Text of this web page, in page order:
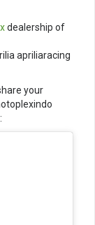
dealership of
apriliaracing
your